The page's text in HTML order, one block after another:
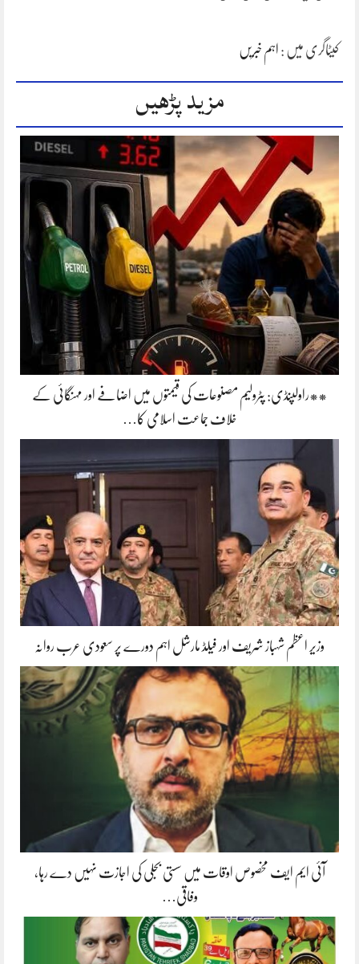
کیٹاگری میں : اہم خبریں
مزید پڑھیں
**راولپنڈی: پٹرولیم مصنوعات کی قیمتوں میں اضافے اور مہنگائی کے
خلاف جماعت اسلامی کا…
وزیر اعظم شہباز شریف اور فیلڈ مارشل اہم دورے پر سعودی عرب روانہ
آئی ایم ایف مخصوص اوقات میں سستی بجلی کی اجازت نہیں دے رہا،
وفاقی…